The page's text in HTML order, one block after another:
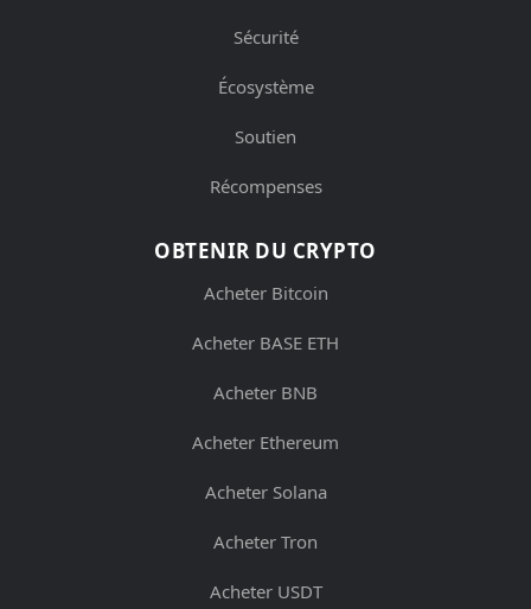
Sécurité
Écosystème
Soutien
Récompenses
OBTENIR DU CRYPTO
Acheter Bitcoin
Acheter BASE ETH
Acheter BNB
Acheter Ethereum
Acheter Solana
Acheter Tron
Acheter USDT